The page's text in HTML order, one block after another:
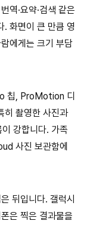
역·요약·검색 같은
. 화면이 큰 만큼 영
에게는 크기 부담
칩, ProMotion 디
히 촬영한 사진과
강합니다. 가족
사진 보관함에
뒤입니다. 갤럭시
은 찍은 결과물을